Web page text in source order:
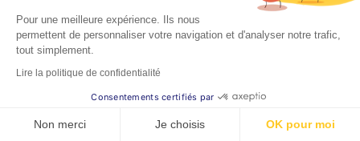
Pour une meilleure expérience. Ils nous
permettent de personnaliser votre navigation et d'analyser notre trafic,
tout simplement.
Lire la politique de confidentialité
Consentements certifiés par
Non merci Je choisis OK pour moi